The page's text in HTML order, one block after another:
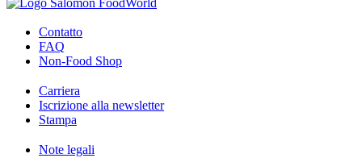
Contatto
FAQ
Non-Food Shop
Carriera
Iscrizione alla newsletter
Stampa
Note legali